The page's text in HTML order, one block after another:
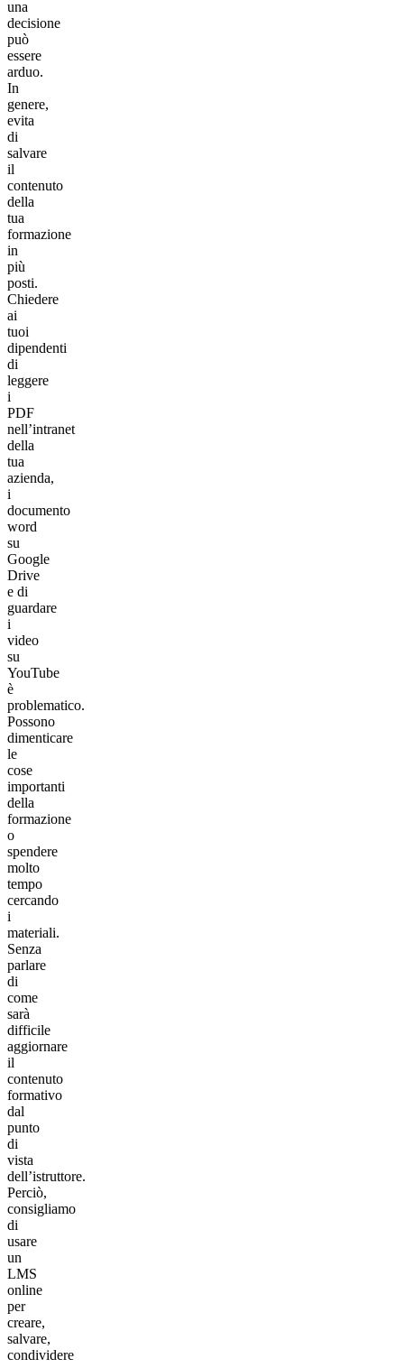
una
decisione
può
essere
arduo.
In
genere,
evita
di
salvare
il
contenuto
della
tua
formazione
in
più
posti.
Chiedere
ai
tuoi
dipendenti
di
leggere
i
PDF
nell’intranet
della
tua
azienda,
i
documento
word
su
Google
Drive
e di
guardare
i
video
su
YouTube
è
problematico.
Possono
dimenticare
le
cose
importanti
della
formazione
o
spendere
molto
tempo
cercando
i
materiali.
Senza
parlare
di
come
sarà
difficile
aggiornare
il
contenuto
formativo
dal
punto
di
vista
dell’istruttore.
Perciò,
consigliamo
di
usare
un
LMS
online
per
creare,
salvare,
condividere